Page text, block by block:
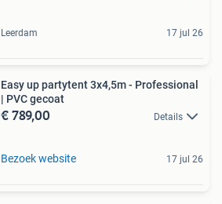
Leerdam 17 jul 26
Easy up partytent 3x4,5m - Professional
| PVC gecoat
€ 789,00 Details
Bezoek website 17 jul 26